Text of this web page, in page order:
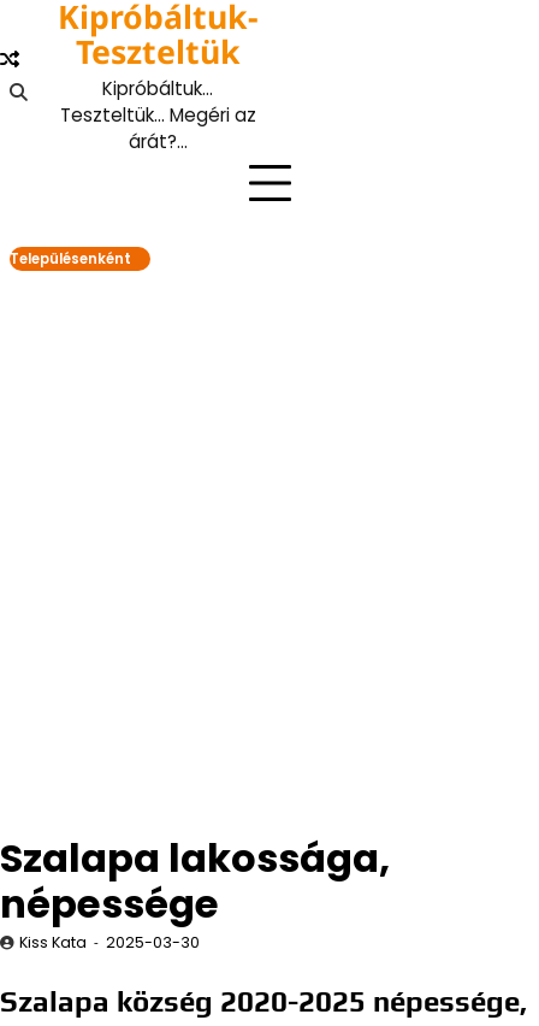
content
Kipróbáltuk-
Teszteltük
Kipróbáltuk…
Teszteltük… Megéri az
árát?…
Településenként
Szalapa lakossága,
népessége
Kiss Kata 2025-03-30
Szalapa község 2020-2025 népessége,